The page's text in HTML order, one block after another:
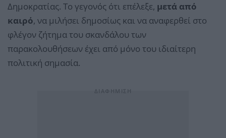
Δημοκρατίας. Το γεγονός ότι επέλεξε, μετά από
καιρό, να μιλήσει δημοσίως και να αναφερθεί στο
φλέγον ζήτημα του σκανδάλου των
παρακολουθήσεων έχει από μόνο του ιδιαίτερη
πολιτική σημασία.